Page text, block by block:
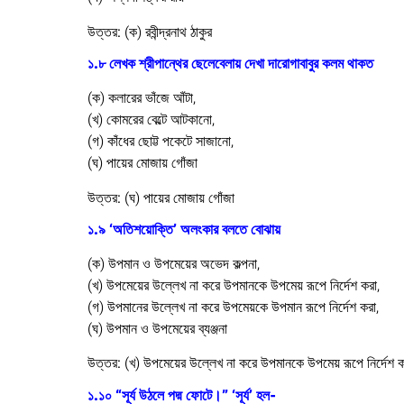
উত্তর: (ক) রবীন্দ্রনাথ ঠাকুর
১.৮ লেখক শ্রীপান্থের ছেলেবেলায় দেখা দারোগাবাবুর কলম থাকত
(ক) কলারের ভাঁজে আঁটা,
(খ) কোমরের বেল্টে আটকানো,
(গ) কাঁধের ছোট্ট পকেটে সাজানো,
(ঘ) পায়ের মোজায় গোঁজা
উত্তর: (ঘ) পায়ের মোজায় গোঁজা
১.৯ ‘অতিশয়োক্তি’ অলংকার বলতে বোঝায়
(ক) উপমান ও উপমেয়ের অভেদ কল্পনা,
(খ) উপমেয়ের উল্লেখ না করে উপমানকে উপমেয় রূপে নির্দেশ করা,
(গ) উপমানের উল্লেখ না করে উপমেয়কে উপমান রূপে নির্দেশ করা,
(ঘ) উপমান ও উপমেয়ের ব্যঞ্জনা
উত্তর: (খ) উপমেয়ের উল্লেখ না করে উপমানকে উপমেয় রূপে নির্দেশ
১.১০ “সূর্য উঠলে পদ্ম ফোটে।” ‘সূর্য’ হল-